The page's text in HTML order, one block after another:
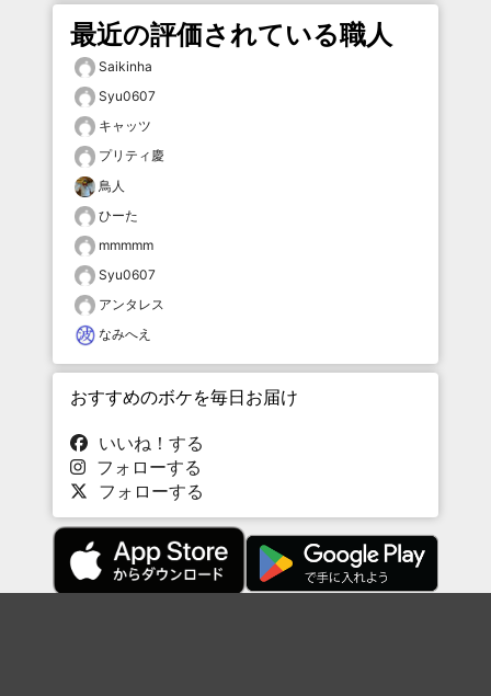
最近の評価されている職人
Saikinha
Syu0607
キャッツ
プリティ慶
鳥人
ひーた
mmmmm
Syu0607
アンタレス
なみへえ
おすすめのボケを毎日お届け
いいね！する
フォローする
フォローする